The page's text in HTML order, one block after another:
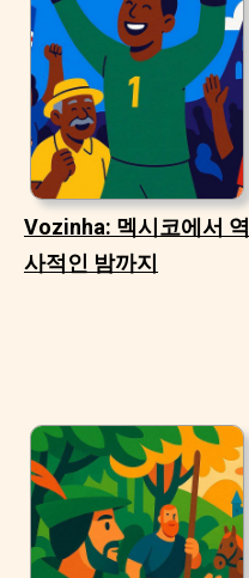
Vozinha: 멕시코에서 역
사적인 밤까지